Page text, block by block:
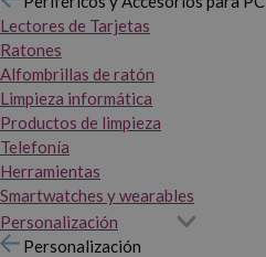
Lectores de Tarjetas
Ratones
Alfombrillas de ratón
Limpieza informática
Productos de limpieza
Telefonía
Herramientas
Smartwatches y wearables
Personalización
Personalización